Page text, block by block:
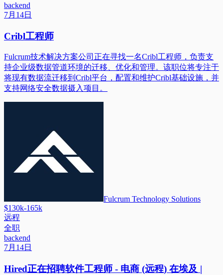
backend
7月14日
Cribl工程师
Fulcrum技术解决方案公司正在寻找一名Cribl工程师，负责支
持企业级数据管道环境的迁移、优化和管理。该职位将专注于
将现有数据流迁移到Cribl平台，配置和维护Cribl基础设施，并
支持网络安全数据摄入项目。
Fulcrum Technology Solutions
$130k-165k
远程
全职
backend
7月14日
Hired正在招聘软件工程师 - 电商 (远程) 在埃及 |